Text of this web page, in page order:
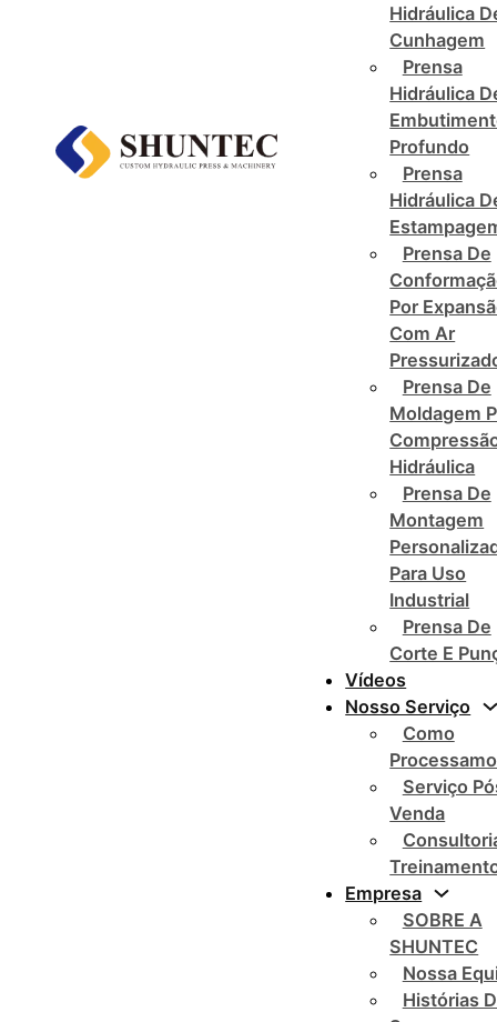
Hidráulica
Cunhagem
Prensa
Hidráulica
Profundo
Prensa
Hidráulica
Prensa De
Por
Com Ar
Prensa De
Moldagem
Hidráulica
Prensa De
Montagem
Para Uso
Industrial
Prensa De
Corte E
Vídeos
Nosso Serviço
Como
Serviço
Venda
Empresa
SOBRE A
SHUNTEC
Nossa
Histórias